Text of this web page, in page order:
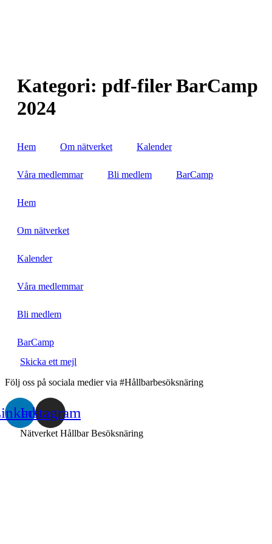
Kategori: pdf-filer BarCamp
2024
Hem Om nätverket Kalender
Våra medlemmar Bli medlem BarCamp
Hem
Om nätverket
Kalender
Våra medlemmar
Bli medlem
BarCamp
Skicka ett mejl
Följ oss på sociala medier via #Hållbarbesöksnäring
Instagram
Nätverket Hållbar Besöksnäring